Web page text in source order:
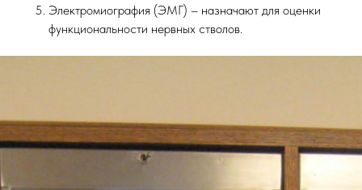
Электромиография (ЭМГ) – назначают для оценки
функциональности нервных стволов.